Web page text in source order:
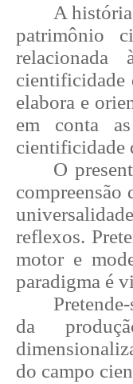
A
patrimônio
cientificidade
elabora e
em conta
cientificidade
O
reflexos.
motor e
paradigma é
da
do campo